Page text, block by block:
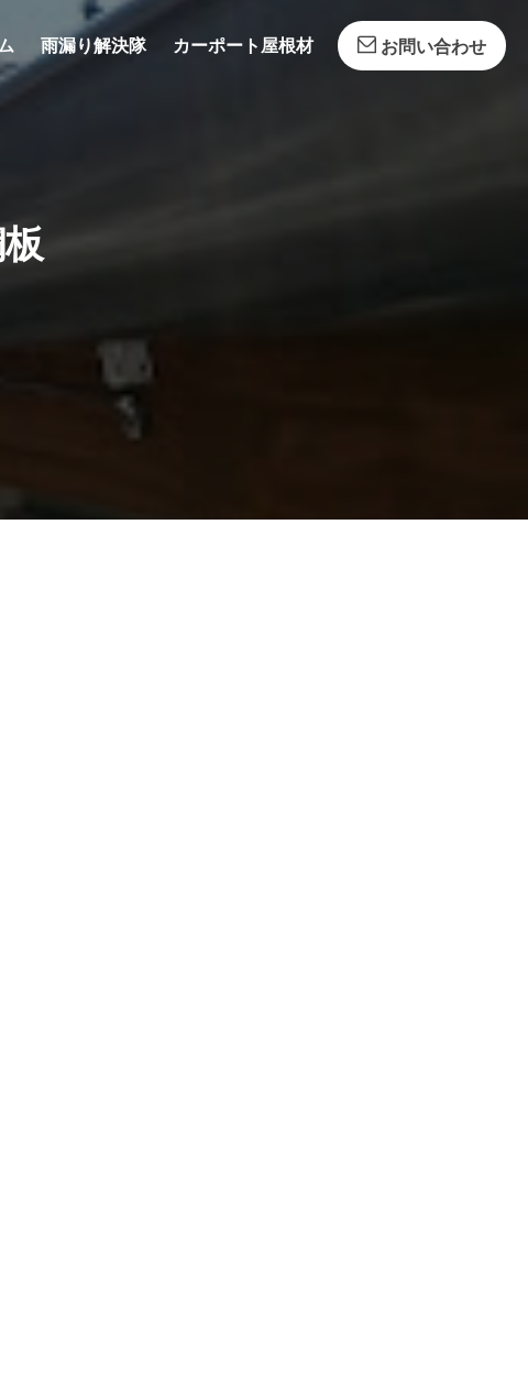
雨漏り解決隊 カーポート屋根材 お問い合わせ